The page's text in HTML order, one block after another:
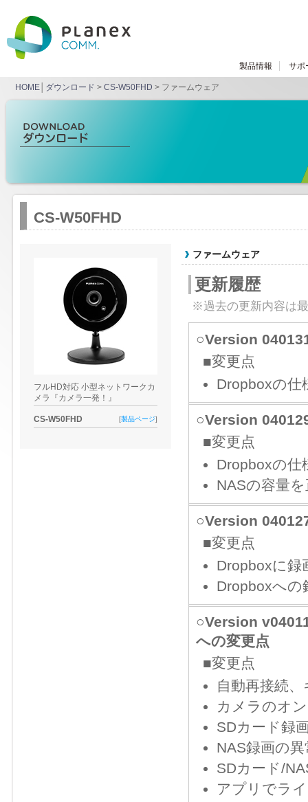
製品情報 サポ
HOME ダウンロード > CS-W50FHD > ファームウェア
CS-W50FHD
フルHD対応 小型ネットワークカ
メラ『カメラ一発！』
CS-W50FHD [製品ページ]
ファームウェア
更新履歴
※過去の更新内容は
○Version
■変更点
Dropboxの仕
○Version
■変更点
Dropboxの仕
NASの容量
○Version
■変更点
Dropboxに録
Dropboxへの
○Version
への変更点
■変更点
自動再接続
カメラのオ
SDカード録
NAS録画の
SDカード/
アプリでラ